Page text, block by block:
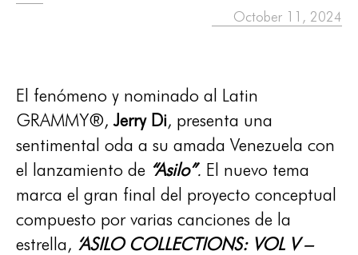
October 11, 2024
El fenómeno y nominado al Latin
GRAMMY®, Jerry Di, presenta una
sentimental oda a su amada Venezuela con
el lanzamiento de “Asilo”. El nuevo tema
marca el gran final del proyecto conceptual
compuesto por varias canciones de la
estrella, ‘ASILO COLLECTIONS: VOL V –